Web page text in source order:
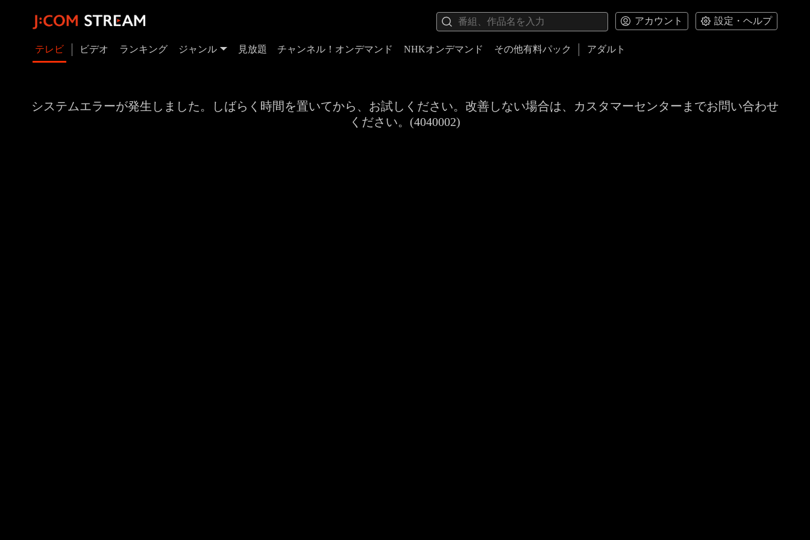
アカウント 設定・ヘルプ
テレビ ビデオ ランキング ジャンル 見放題 チャンネル！オンデマンド NHKオンデマンド その他有料パック アダルト
システムエラーが発生しました。しばらく時間を置いてから、お試しください。改善しない場合は、カスタマーセンターまでお問い合わせ
ください。(4040002)